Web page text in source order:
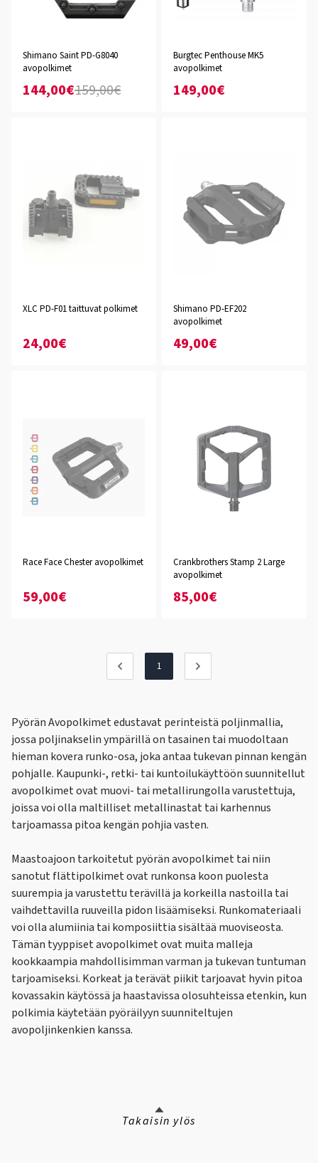
Shimano Saint PD-G8040
avopolkimet
144,00€159,00€
Burgtec Penthouse MK5
avopolkimet
149,00€
XLC PD-F01 taittuvat polkimet
24,00€
Shimano PD-EF202
avopolkimet
49,00€
Race Face Chester avopolkimet
59,00€
Crankbrothers Stamp 2 Large
avopolkimet
85,00€
1
Pyörän Avopolkimet edustavat perinteistä poljinmallia,
jossa poljinakselin ympärillä on tasainen tai muodoltaan
hieman kovera runko-osa, joka antaa tukevan pinnan kengän
pohjalle. Kaupunki-, retki- tai kuntoilukäyttöön suunnitellut
avopolkimet ovat muovi- tai metallirungolla varustettuja,
joissa voi olla maltilliset metallinastat tai karhennus
tarjoamassa pitoa kengän pohjia vasten.
Maastoajoon tarkoitetut pyörän avopolkimet tai niin
sanotut flättipolkimet ovat runkonsa koon puolesta
suurempia ja varustettu terävillä ja korkeilla nastoilla tai
vaihdettavilla ruuveilla pidon lisäämiseksi. Runkomateriaali
voi olla alumiinia tai komposiittia sisältää muoviseosta.
Tämän tyyppiset avopolkimet ovat muita malleja
kookkaampia mahdollisimman varman ja tukevan tuntuman
tarjoamiseksi. Korkeat ja terävät piikit tarjoavat hyvin pitoa
kovassakin käytössä ja haastavissa olosuhteissa etenkin, kun
polkimia käytetään pyöräilyyn suunniteltujen
avopoljinkenkien kanssa.
Takaisin ylös